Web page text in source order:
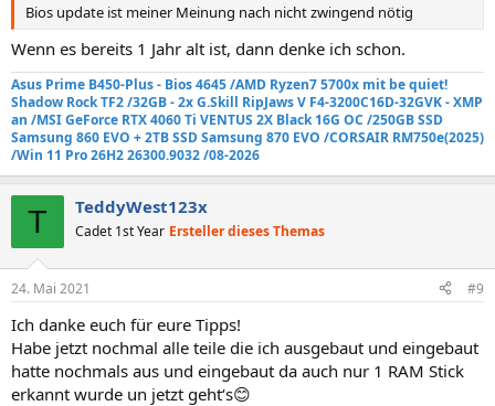
Bios update ist meiner Meinung nach nicht zwingend nötig
Wenn es bereits 1 Jahr alt ist, dann denke ich schon.
Asus Prime B450-Plus - Bios 4645 /AMD Ryzen7 5700x mit be quiet!
Shadow Rock TF2/32GB - 2x G.Skill RipJaws V F4-3200C16D-32GVK - XMP
an /MSI GeForce RTX 4060 Ti VENTUS 2X Black 16G OC /250GB SSD
Samsung 860 EVO +2TB SSD Samsung 870 EVO /CORSAIR RM750e(2025)
/Win 11 Pro 26H2 26300.9032 /08-2026
T TeddyWest123x
Cadet 1st Year Ersteller dieses Themas
24. Mai 2021 #9
Ich danke euch für eure Tipps!
Habe jetzt nochmal alle teile die ich ausgebaut und eingebaut
hatte nochmals aus und eingebaut da auch nur 1 RAM Stick
erkannt wurde un jetzt geht‘s😊